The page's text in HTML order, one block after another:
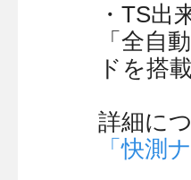
・TS出
「全自
ドを搭
詳細に
「快測